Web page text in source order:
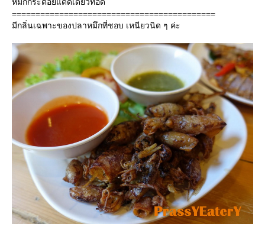
===========================================
มีกลิ่นเฉพาะของปลาหมึกที่ชอบ เหนียวนิด ๆ ค่ะ